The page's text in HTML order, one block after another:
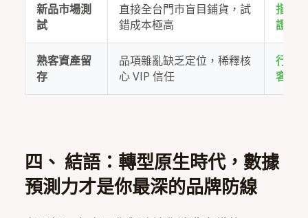
新品市場測
試
直接全台門市盲目鋪貨，試
錯成本極高
指標
證回
熟客資產留
存
品項雜亂缺乏定位，稀釋核
心 VIP 信任
行銷
客，
四、 結語：轉型原生時代，數據
預測力才是你最深的品牌防線